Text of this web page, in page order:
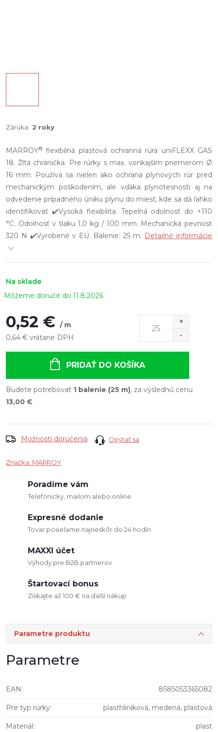
Záruka: 2 roky
MARROY® flexibilná plastová ochranná rúra uniFLEXX GAS
18. Žltá chránička. Pre rúrky s max. vonkajším priemerom Ø
16 mm. Používa sa nielen ako ochrana plynových rúr pred
mechanickým poškodením, ale vďaka plynotesnosti aj na
odvedenie prípadného úniku plynu do miest, kde sa dá ľahko
identifikovať ✔️Vysoká flexibilita. Tepelná odolnosť do +110
°C. Odolnosť v tlaku 1,0 kg / 100 mm. Mechanická pevnosť
320 N ✔️Vyrobené v EÚ. Balenie: 25 m. Detailné informácie
Na sklade
11.8.2026
0,52 € / m
0,64 € vrátane DPH
PRIDAŤ DO KOŠÍKA
Budete potrebovať 1 balenie (25 m), za výslednú cenu
13,00 €
Možnosti doručenia Opýtať sa
Značka: MARROY
Poradíme vám
Telefonicky, mailom alebo online
Expresné dodanie
Tovar posielame najneskôr do 24 hodín
MAXXI účet
Výhody pre B2B partnerov
Štartovací bonus
Získajte až 100 € na ďalší nákup
Parametre produktu
Parametre
EAN: 8585053365082
Pre typ rúrky: plasthliníková, medená, plastová
Materiál: plast